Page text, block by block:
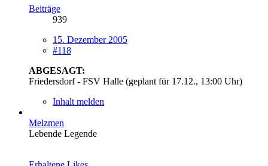
Beiträge
939
15. Dezember 2005
#118
ABGESAGT:
Friedersdorf - FSV Halle (geplant für 17.12., 13:00 Uhr)
Inhalt melden
Melzmen
Lebende Legende